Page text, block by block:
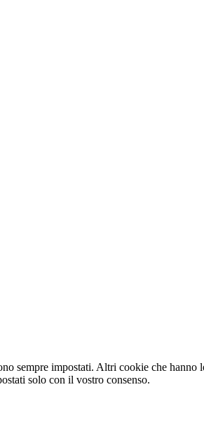
sempre impostati. Altri cookie che
solo con il vostro consenso.